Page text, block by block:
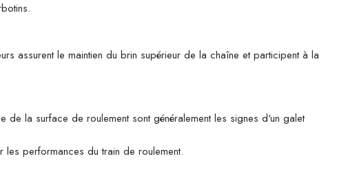
assurent le maintien du brin supérieur de la chaîne et participent à la
de la surface de roulement sont généralement les signes d'un galet
performances du train de roulement.